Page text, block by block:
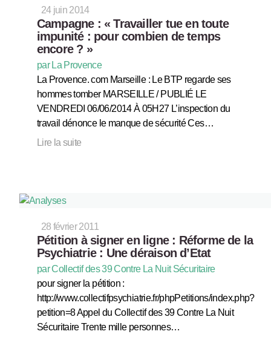
24 juin 2014
Campagne : « Travailler tue en toute
impunité : pour combien de temps
encore ? »
par La Provence
La Provence. com Marseille : Le BTP regarde ses
hommes tomber MARSEILLE / PUBLIÉ LE
VENDREDI 06/06/2014 À 05H27 L’inspection du
travail dénonce le manque de sécurité Ces…
Lire la suite
28 février 2011
Pétition à signer en ligne : Réforme de la
Psychiatrie : Une déraison d’Etat
par Collectif des 39 Contre La Nuit Sécuritaire
pour signer la pétition :
http://www.collectifpsychiatrie.fr/phpPetitions/index.php?
petition=8 Appel du Collectif des 39 Contre La Nuit
Sécuritaire Trente mille personnes…